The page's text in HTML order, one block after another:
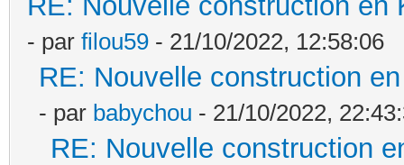
- par filou59 - 21/10/2022, 12:58:06
RE: Nouvelle construction
- par babychou - 21/10/2022,
RE: Nouvelle construction